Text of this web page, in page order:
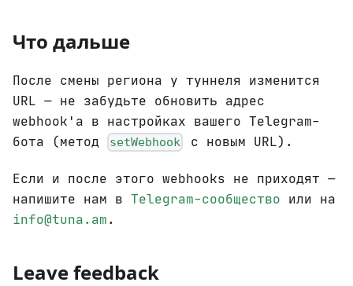
Что дальше
После смены региона у туннеля изменится
URL — не забудьте обновить адрес
webhook'а в настройках вашего Telegram-
бота (метод
setWebhook с новым URL).
Если и после этого webhooks не приходят —
напишите нам в Telegram-сообщество или на
info@tuna.am .
Leave feedback